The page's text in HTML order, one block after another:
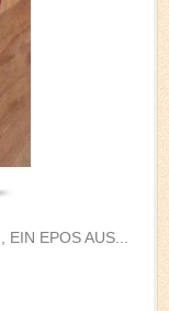
EPOS AUS...